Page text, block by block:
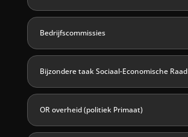
Bedrijfscommissies
Bijzondere taak Sociaal-Economische Raad
OR overheid (politiek Primaat)